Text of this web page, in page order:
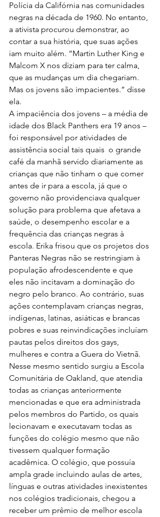
Polícia da Califórnia nas comunidades
negras na década de 1960. No entanto,
a ativista procurou demonstrar, ao
contar a sua história, que suas ações
iam muito além. “Martin Luther King e
Malcom X nos diziam para ter calma,
que as mudanças um dia chegariam.
Mas os jovens são impacientes.” disse
ela.
A impaciência dos jovens – a média de
idade dos Black Panthers era 19 anos –
foi responsável por atividades de
assistência social tais quais  o grande
café da manhã servido diariamente as
crianças que não tinham o que comer
antes de ir para a escola, já que o
governo não providenciava qualquer
solução para problema que afetava a
saúde, o desempenho escolar e a
frequência das crianças negras à
escola. Erika frisou que os projetos dos
Panteras Negras não se restringiam à
população afrodescendente e que
eles não incitavam a dominação do
negro pelo branco. Ao contrário, suas
ações contemplavam crianças negras,
indígenas, latinas, asiáticas e brancas
pobres e suas reinvindicações incluíam
pautas pelos direitos dos gays,
mulheres e contra a Guera do Vietnã.
Nesse mesmo sentido surgiu a Escola
Comunitária de Oakland, que atendia
todas as crianças anteriormente
mencionadas e que era administrada
pelos membros do Partido, os quais
lecionavam e executavam todas as
funções do colégio mesmo que não
tivessem qualquer formação
acadêmica. O colégio, que possuía
ampla grade incluindo aulas de artes,
línguas e outras atividades inexistentes
nos colégios tradicionais, chegou a
receber um prêmio de melhor escola